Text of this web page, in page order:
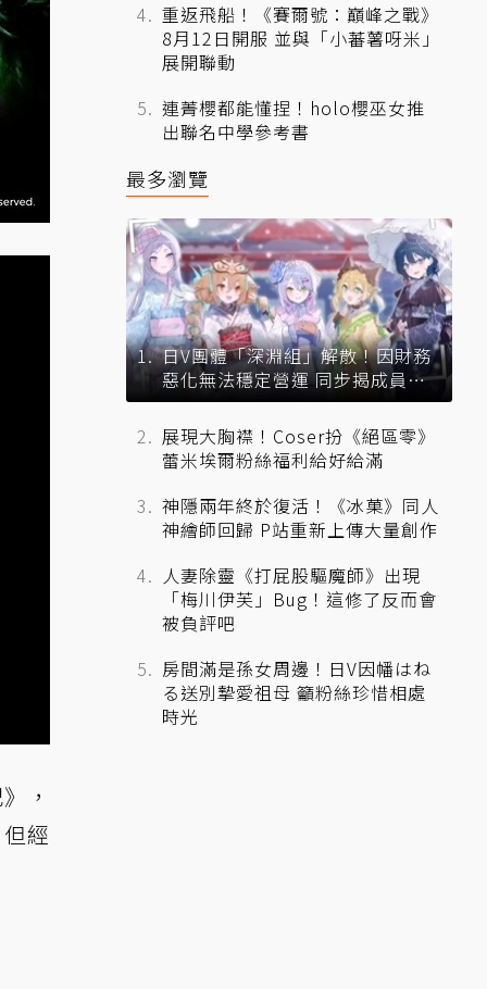
，
經
重返飛船！《賽爾號：巔峰之戰》
8月12日開服 並與「小蕃薯呀米」
展開聯動
連菁櫻都能懂捏！holo櫻巫女推
出聯名中學參考書
最多瀏覽
日V團體「深淵組」解散！因財務
惡化無法穩定營運 同步揭成員未
來去向
展現大胸襟！Coser扮《絕區零》
蕾米埃爾粉絲福利給好給滿
神隱兩年終於復活！《冰菓》同人
神繪師回歸 P站重新上傳大量創作
人妻除靈《打屁股驅魔師》出現
「梅川伊芙」Bug！這修了反而會
被負評吧
房間滿是孫女周邊！日V因幡はね
る送別摯愛祖母 籲粉絲珍惜相處
時光